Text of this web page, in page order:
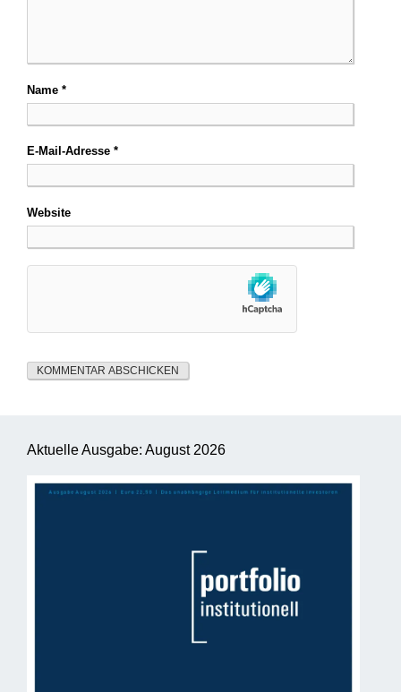
Name *
E-Mail-Adresse *
Website
Aktuelle Ausgabe: August 2026